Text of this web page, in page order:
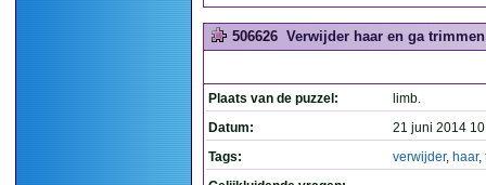
506626 Verwijder haar en ga trimmen
Plaats van de puzzel:
limb.
Datum:
21 juni 2014
Tags:
verwijder, haar,